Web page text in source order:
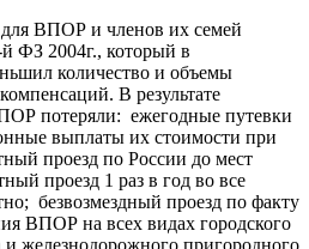
ВПОР и членов их семей
й ФЗ 2004г., который в
количество и объемы
В результате
потеряли: ежегодные путевки
выплаты их стоимости при
проезд по России до мест
проезд 1 раз в год во все
безвозмездный проезд по факту
ВПОР на всех видах городского
и железнодорожного пригородного